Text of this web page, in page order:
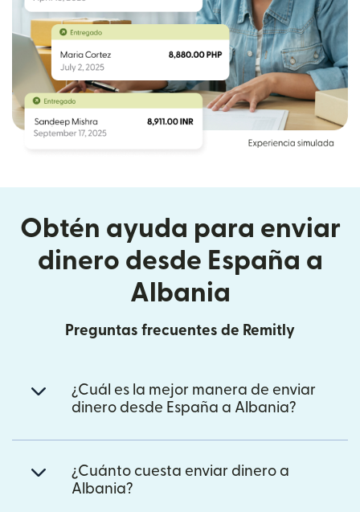
Obtén ayuda para enviar
dinero desde España a
Albania
Preguntas frecuentes de Remitly
¿Cuál es la mejor manera de enviar
dinero desde España a Albania?
¿Cuánto cuesta enviar dinero a
Albania?